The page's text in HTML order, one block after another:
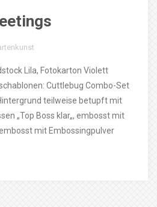
Lila, Fotokarton Violett
Cuttlebug Combo-Set
teilweise betupft mit
„Top Boss klar„, embosst mit
mit Embossingpulver